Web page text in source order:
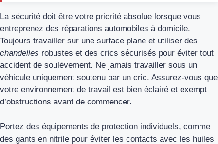
La sécurité doit être votre priorité absolue lorsque vous
entreprenez des réparations automobiles à domicile.
Toujours travailler sur une surface plane et utiliser des
chandelles robustes et des crics sécurisés pour éviter tout
accident de soulèvement. Ne jamais travailler sous un
véhicule uniquement soutenu par un cric. Assurez-vous que
votre environnement de travail est bien éclairé et exempt
d’obstructions avant de commencer.
Portez des équipements de protection individuels, comme
des gants en nitrile pour éviter les contacts avec les huiles